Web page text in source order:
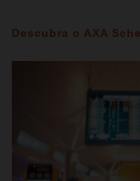
Descubra o AXA